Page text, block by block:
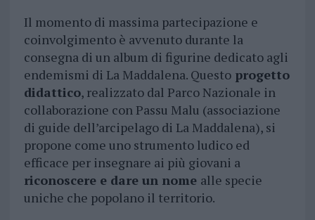
Il momento di massima partecipazione e
coinvolgimento è avvenuto durante la
consegna di un album di figurine dedicato agli
endemismi di La Maddalena. Questoprogetto
didattico, realizzato dal Parco Nazionale in
collaborazione con Passu Malu (associazione
di guide dell’arcipelago di La Maddalena), si
propone come uno strumento ludico ed
efficace per insegnare ai più giovani a
riconoscere e dare un nome alle specie
uniche che popolano il territorio.